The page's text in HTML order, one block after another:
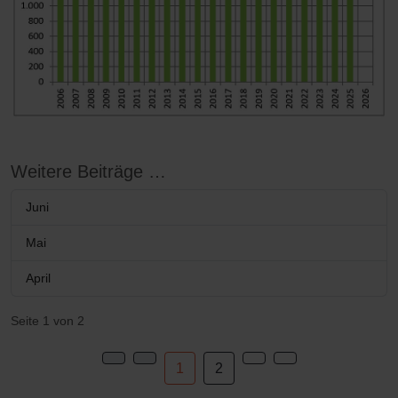
Weitere Beiträge …
Juni
Mai
April
Seite 1 von 2
1 2